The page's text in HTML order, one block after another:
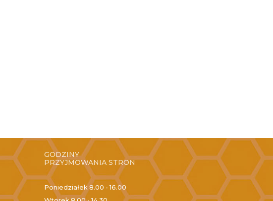
GODZINY
PRZYJMOWANIA STRON
Poniedziałek 8.00 - 16.00